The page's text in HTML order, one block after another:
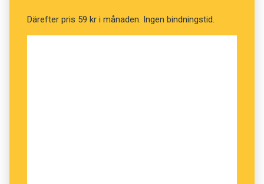
Därefter pris 59 kr i månaden. Ingen bindningstid.